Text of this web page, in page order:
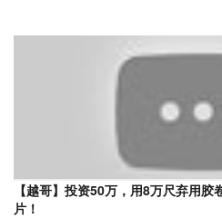
【越哥】投资50万，用8万尺弃用
片！